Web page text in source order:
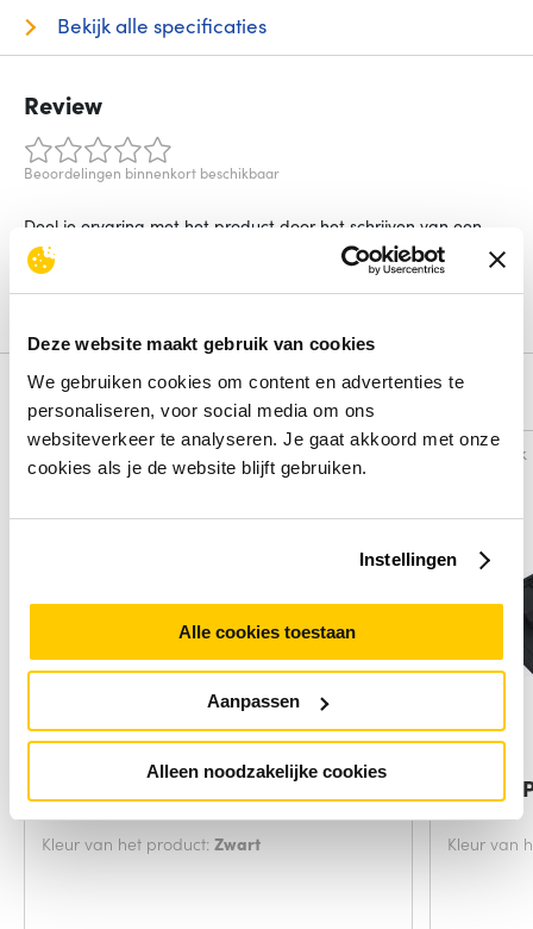
Deze website maakt gebruik van cookies
We gebruiken cookies om content en advertenties te
personaliseren, voor social media om ons
websiteverkeer te analyseren. Je gaat akkoord met onze
cookies als je de website blijft gebruiken.
Instellingen
Alle cookies toestaan
Aanpassen
Alleen noodzakelijke cookies
Bekijk alle specificaties
Review
Beoordelingen binnenkort beschikbaar
Deel je ervaring met het product door het schrijven van een
review.
Schrijf een review
Alternatieven
Vergelijk
HP USB-C-reishub met meerdere
poorten
Kleur van het product: Zwart
Vergelijk
DELL
Kleur van